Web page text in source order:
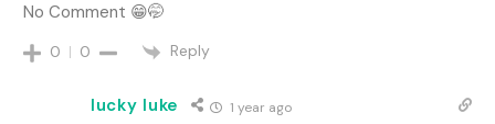
No Comment 😁🤭
0 0 Reply
lucky luke 1 year ago